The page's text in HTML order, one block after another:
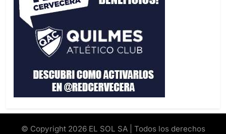
© Copyright 2026 EL SOL SA | Todos los derechos